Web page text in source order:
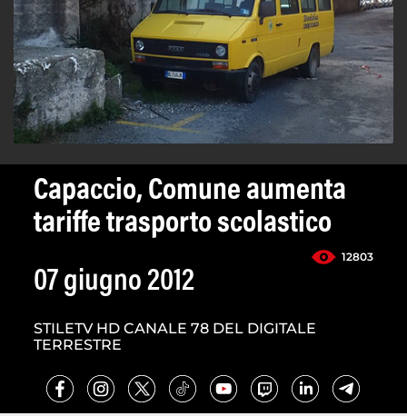
Capaccio, Comune aumenta
tariffe trasporto scolastico
12803
07 giugno 2012
STILETV HD CANALE 78 DEL DIGITALE
TERRESTRE